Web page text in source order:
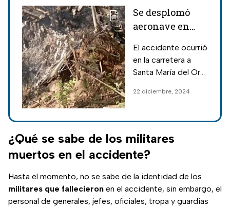
Se desplomó
aeronave en
Jalisco; se
reportan
fallecidas
El accidente ocurrió
en la carretera a
Santa María del Oro;
se desconocen las
22 diciembre, 2024
¿Qué se sabe de los militares
muertos en el accidente?
Hasta el momento, no se sabe de la identidad de los
militares que fallecieron en el accidente, sin embargo, el
personal de generales, jefes, oficiales, tropa y guardias